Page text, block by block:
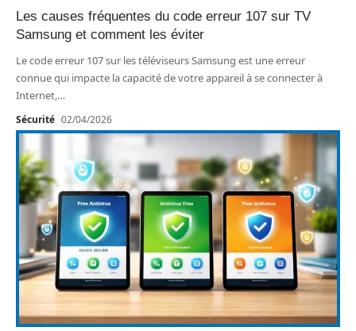
Les causes fréquentes du code erreur 107 sur TV
Samsung et comment les éviter
Le code erreur 107 sur les téléviseurs Samsung est une erreur
connue qui impacte la capacité de votre appareil à se connecter à
Internet, …
Sécurité 02/04/2026